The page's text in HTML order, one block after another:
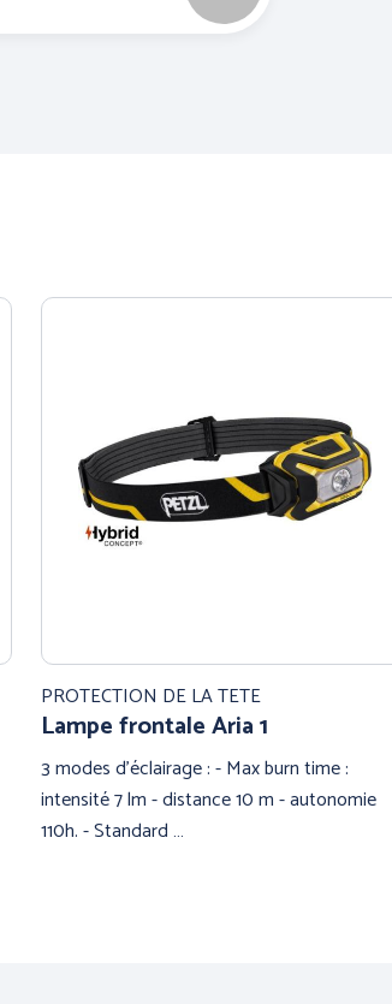
PROTECTION DE LA TETE
Lampe frontale Aria 1
3 modes d'éclairage : - Max burn time :
intensité 7 lm - distance 10 m - autonomie
110h. - Standard …